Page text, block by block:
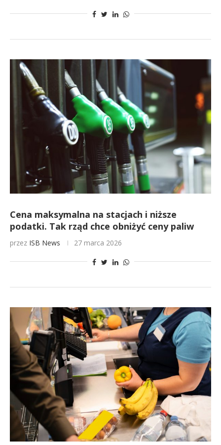
Cena maksymalna na stacjach i niższe
podatki. Tak rząd chce obniżyć ceny paliw
przez ISB News 27 marca 2026